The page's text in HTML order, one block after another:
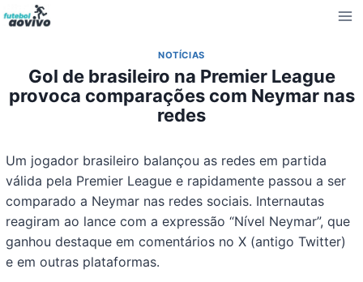
Pular
para
Conteúdo
NOTÍCIAS
Gol de brasileiro na Premier League
provoca comparações com Neymar nas
redes
Um jogador brasileiro balançou as redes em partida
válida pela Premier League e rapidamente passou a ser
comparado a Neymar nas redes sociais. Internautas
reagiram ao lance com a expressão “Nível Neymar”, que
ganhou destaque em comentários no X (antigo Twitter)
e em outras plataformas.